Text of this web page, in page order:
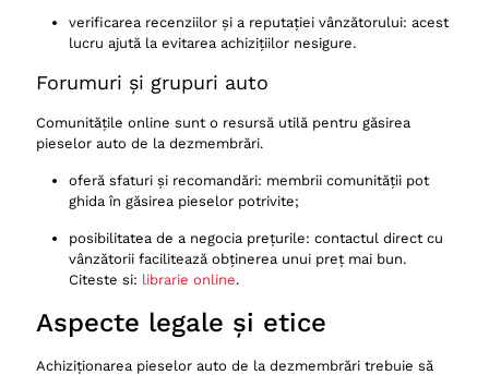
verificarea recenziilor și a reputației vânzătorului: acest
lucru ajută la evitarea achizițiilor nesigure.
Forumuri și grupuri auto
Comunitățile online sunt o resursă utilă pentru găsirea
pieselor auto de la dezmembrări.
oferă sfaturi și recomandări: membrii comunității pot
ghida în găsirea pieselor potrivite;
posibilitatea de a negocia prețurile: contactul direct cu
vânzătorii facilitează obținerea unui preț mai bun.
Citeste si: librarie online.
Aspecte legale și etice
Achiziționarea pieselor auto de la dezmembrări trebuie să